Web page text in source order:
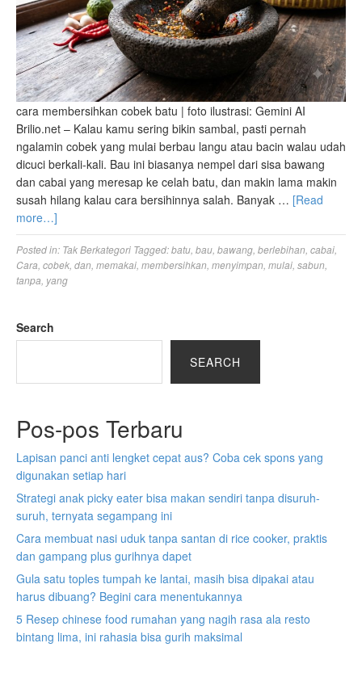
cara membersihkan cobek batu | foto ilustrasi: Gemini AI
Brilio.net – Kalau kamu sering bikin sambal, pasti pernah
ngalamin cobek yang mulai berbau langu atau bacin walau udah
dicuci berkali-kali. Bau ini biasanya nempel dari sisa bawang
dan cabai yang meresap ke celah batu, dan makin lama makin
susah hilang kalau cara bersihinnya salah. Banyak … [Read
more…]
Posted in: Tak Berkategori Tagged:batu, bau, bawang, berlebihan, cabai,
Cara, cobek, dan, memakai, membersihkan, menyimpan, mulai, sabun,
tanpa, yang
Search
SEARCH
Pos-pos Terbaru
Lapisan panci anti lengket cepat aus? Coba cek spons yang
digunakan setiap hari
Strategi anak picky eater bisa makan sendiri tanpa disuruh-
suruh, ternyata segampang ini
Cara membuat nasi uduk tanpa santan di rice cooker, praktis
dan gampang plus gurihnya dapet
Gula satu toples tumpah ke lantai, masih bisa dipakai atau
harus dibuang? Begini cara menentukannya
5 Resep chinese food rumahan yang nagih rasa ala resto
bintang lima, ini rahasia bisa gurih maksimal